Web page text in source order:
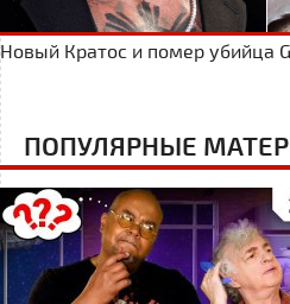
Новый Кратос и помер убийца
ПОПУЛЯРНЫЕ